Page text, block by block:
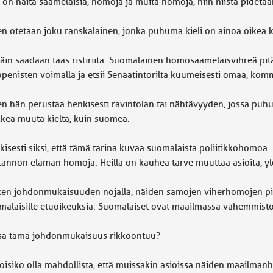
otetaan joku ranskalainen, jonka puhuma kieli on ainoa oikea
saadaan taas ristiriita. Suomalainen homosaamelaisvihreä
voimalla ja etsii Senaatintorilta kuumeisesti omaa,
hän perustaa henkisesti ravintolan tai nähtävyyden, jossa
muuta kieltä, kuin suomea.
siksi, että tämä tarina kuvaa suomalaista
elämän homoja. Heillä on kauhea tarve muuttaa asioita,
johdonmukaisuuden nojalla, näiden samojen viherhomojen
etuoikeuksia. Suomalaiset ovat maailmassa
tämä johdonmukaisuus rikkoontuu?
olla mahdollista, että muissakin asioissa näiden